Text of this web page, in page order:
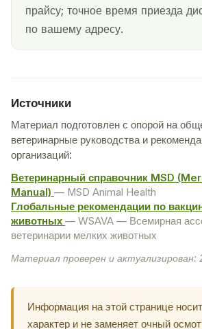
прайсу; точное время приезда
по вашему адресу.
Источники
Материал подготовлен с опорой на
ветеринарные руководства и
организаций:
Ветеринарный справочник MSD
Manual) — MSD Animal Health
Глобальные рекомендации по
животных — WSAVA — Всемирная
ветеринарии мелких животных
Материал проверен и актуализирован:
Информация на этой странице
характер и не заменяет очный